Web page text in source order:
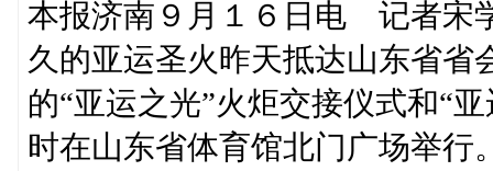
本报济南９月１６日电 记者宋
久的亚运圣火昨天抵达山东省省
的“亚运之光”火炬交接仪式和“
时在山东省体育馆北门广场举行